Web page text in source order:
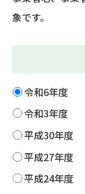
象です。
令和6年度
令和3年度
平成30年度
平成27年度
平成24年度